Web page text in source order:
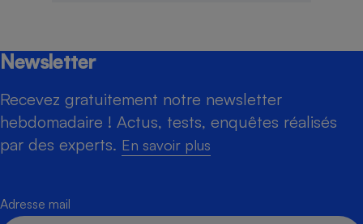
Newsletter
Recevez gratuitement notre newsletter
hebdomadaire ! Actus, tests, enquêtes réalisés
par des experts. En savoir plus
Adresse mail